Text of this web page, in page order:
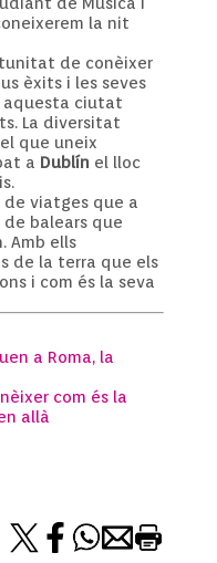
la nit
de conèixer
èxits i les seves
aquesta ciutat
La diversitat
que uneix
a Dublín el lloc
de viatges que a
balears que
Amb ells
de la terra que els
i com és la seva
a Roma, la
com és la
allà